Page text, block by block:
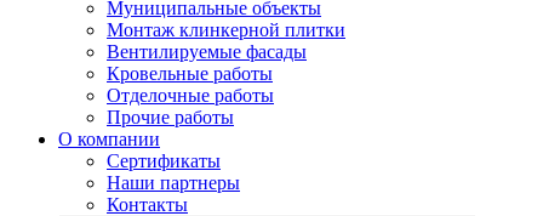
Муниципальные объекты
Монтаж клинкерной плитки
Вентилируемые фасады
Кровельные работы
Отделочные работы
Прочие работы
О компании
Сертификаты
Наши партнеры
Контакты